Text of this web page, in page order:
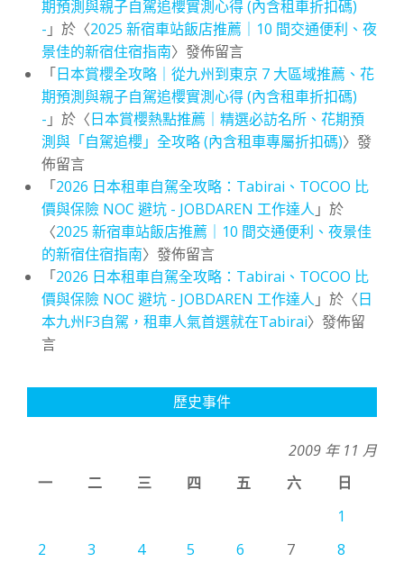
期預測與親子自駕追櫻實測心得 (內含租車折扣碼)
- 」於〈2025 新宿車站飯店推薦｜10 間交通便利、夜
景佳的新宿住宿指南〉發佈留言
「日本賞櫻全攻略｜從九州到東京 7 大區域推薦、花
期預測與親子自駕追櫻實測心得 (內含租車折扣碼)
- 」於〈日本賞櫻熱點推薦｜精選必訪名所、花期預
測與「自駕追櫻」全攻略 (內含租車專屬折扣碼)〉發
佈留言
「2026 日本租車自駕全攻略：Tabirai、TOCOO 比
價與保險 NOC 避坑 - JOBDAREN 工作達人 」於
〈2025 新宿車站飯店推薦｜10 間交通便利、夜景佳
的新宿住宿指南〉發佈留言
「2026 日本租車自駕全攻略：Tabirai、TOCOO 比
價與保險 NOC 避坑 - JOBDAREN 工作達人 」於〈日
本九州F3自駕，租車人氣首選就在Tabirai〉發佈留
言
歷史事件
2009 年 11 月
一
二 三 四 五 六
日
1
2
3 4 5 6 7
8